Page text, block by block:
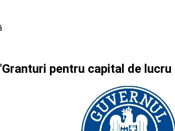
pentru capital de